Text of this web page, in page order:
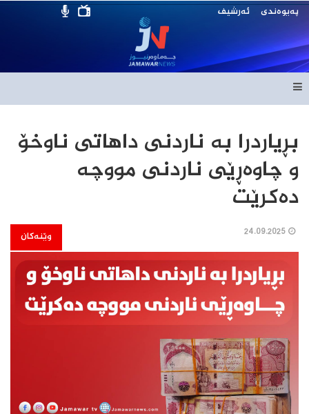
پەیوەندی ئەرشیف
بڕیاردرا بە ناردنی داهاتی ناوخۆ
و چاوەڕێی ناردنی مووچە
دەکرێت
وێنەکان